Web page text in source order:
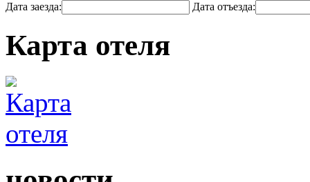
Дата заезда: Дата отъезда:
Карта отеля